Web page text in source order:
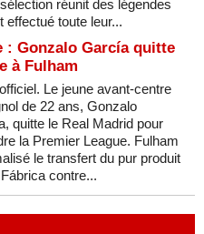
réunit des légendes
effectué toute leur...
: Gonzalo García quitte
à Fulham
Le jeune avant-centre
de 22 ans, Gonzalo
quitte le Real Madrid pour
la Premier League. Fulham
le transfert du pur produit
contre...